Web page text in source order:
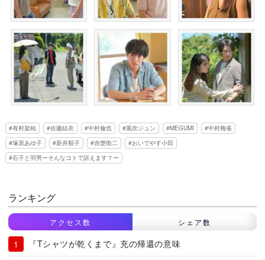
有村架純 佐藤結衣 中村倫也 風吹ジュン MEGUMI
中村梅雀
塚原あゆ子
新井順子 赤楚衛二
おいでやす小田
石子と羽男ーそんなコトで訴えます？ー
ランキング
アクセス数 シェア数
『Tシャツが乾くまで』充の帰還の意味